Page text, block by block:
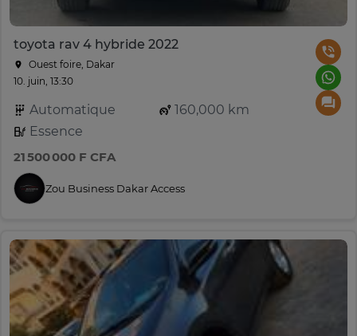
toyota rav 4 hybride 2022
Ouest foire, Dakar
10. juin, 13:30
Automatique
160,000 km
Essence
21 500 000 F CFA
Zou Business Dakar Access